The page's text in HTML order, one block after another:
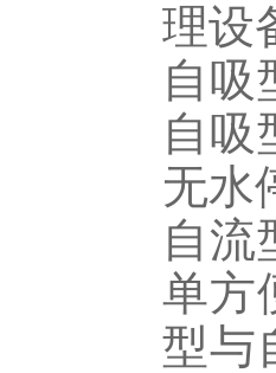
理设
自吸
自吸
无水
自流
单方
型与